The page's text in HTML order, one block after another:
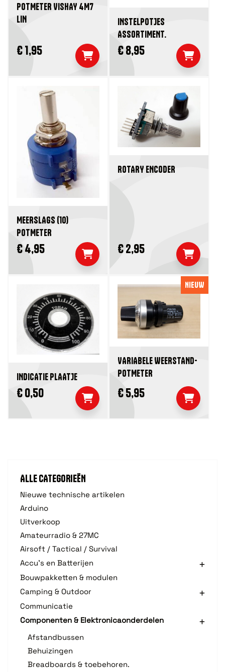
ALLE CATEGORIEËN
Nieuwe technische artikelen
Arduino
Uitverkoop
Amateurradio & 27MC
Airsoft / Tactical / Survival
Accu's en Batterijen
Bouwpakketten & modulen
Camping & Outdoor
Communicatie
Componenten & Elektronicaonderdelen
Afstandbussen
Behuizingen
Breadboards & toebehoren.
POTMETER VISHAY 4M7
LIN
€ 1,95
INSTELPOTJES
ASSORTIMENT.
€ 8,95
MEERSLAGS (10)
POTMETER
€ 4,95
ROTARY ENCODER
€ 2,95
INDICATIE PLAATJE
€ 0,50
NIEUW
VARIABELE WEERSTAND-
POTMETER
€ 5,95